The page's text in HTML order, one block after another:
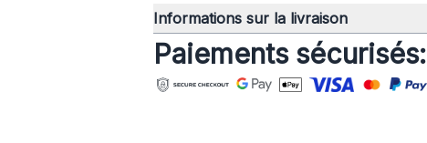
Informations sur la livraison
Paiements sécurisés: